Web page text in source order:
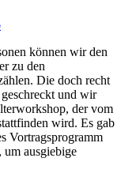
können wir den
zu den
Die doch recht
und wir
der vom
wird. Es gab
Vortragsprogramm
um ausgiebige